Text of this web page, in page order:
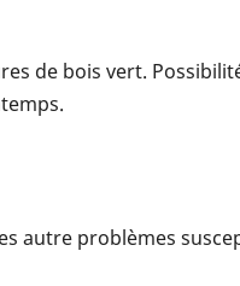
de bois vert.
autre problèmes